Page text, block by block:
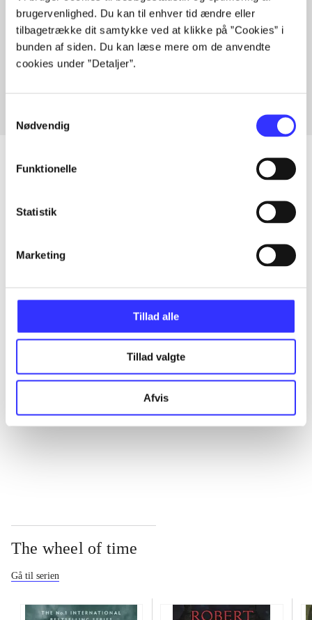
brugervenlighed. Du kan til enhver tid ændre eller
tilbagetrække dit samtykke ved at klikke på ”Cookies” i
bunden af siden. Du kan læse mere om de anvendte
cookies under ”Detaljer”.
Nødvendig
Funktionelle
Statistik
Marketing
Tillad alle
Tillad valgte
Afvis
Artikler med samme emner
Fra
Artikler
...
The wheel of time
Gå til serien